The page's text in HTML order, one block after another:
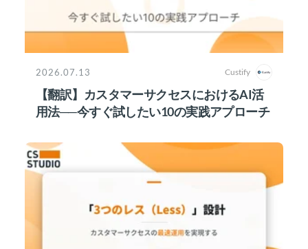
2026.07.13 Custify
【翻訳】カスタマーサクセスにおけるAI活
用法──今すぐ試したい10の実践アプローチ